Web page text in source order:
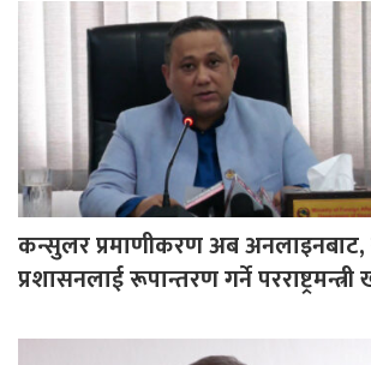
कन्सुलर प्रमाणीकरण अब अनलाइनबाट,
प्रशासनलाई रूपान्तरण गर्ने